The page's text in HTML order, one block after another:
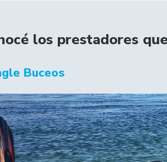
los prestadores
Buceos